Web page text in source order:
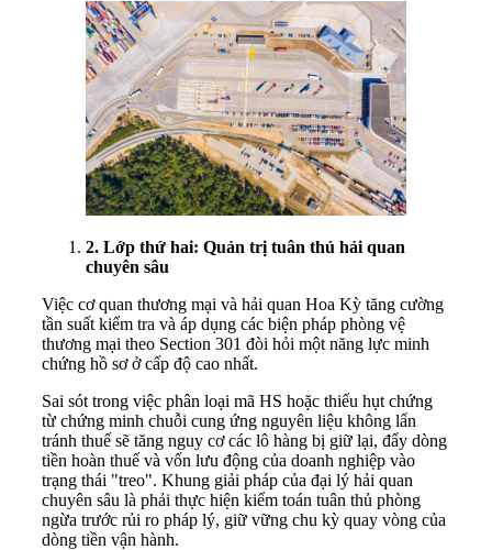
2. Lớp thứ hai: Quản trị tuân thủ hải quan
chuyên sâu
Việc cơ quan thương mại và hải quan Hoa Kỳ tăng cường
tần suất kiểm tra và áp dụng các biện pháp phòng vệ
thương mại theo Section 301 đòi hỏi một năng lực minh
chứng hồ sơ ở cấp độ cao nhất.
Sai sót trong việc phân loại mã HS hoặc thiếu hụt chứng
từ chứng minh chuỗi cung ứng nguyên liệu không lẩn
tránh thuế sẽ tăng nguy cơ các lô hàng bị giữ lại, đẩy dòng
tiền hoàn thuế và vốn lưu động của doanh nghiệp vào
trạng thái "treo". Khung giải pháp của đại lý hải quan
chuyên sâu là phải thực hiện kiểm toán tuân thủ phòng
ngừa trước rủi ro pháp lý, giữ vững chu kỳ quay vòng của
dòng tiền vận hành.